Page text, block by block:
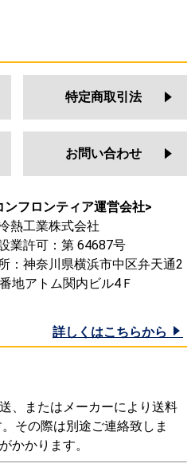
特定商取引法
お問い合わせ
ンフロンティア運営会社>
熱工業株式会社
業許可：第 64687号
：神奈川県横浜市中区弁天通2
地アトム関内ビル4Ｆ
詳しくはこちらから
、またはメーカーにより送料
その際は別途ご連絡致しま
かかります。